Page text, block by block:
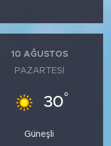
10 AĞUSTOS
PAZARTESI
30°
Güneşli